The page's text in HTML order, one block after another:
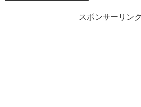
スポンサーリンク